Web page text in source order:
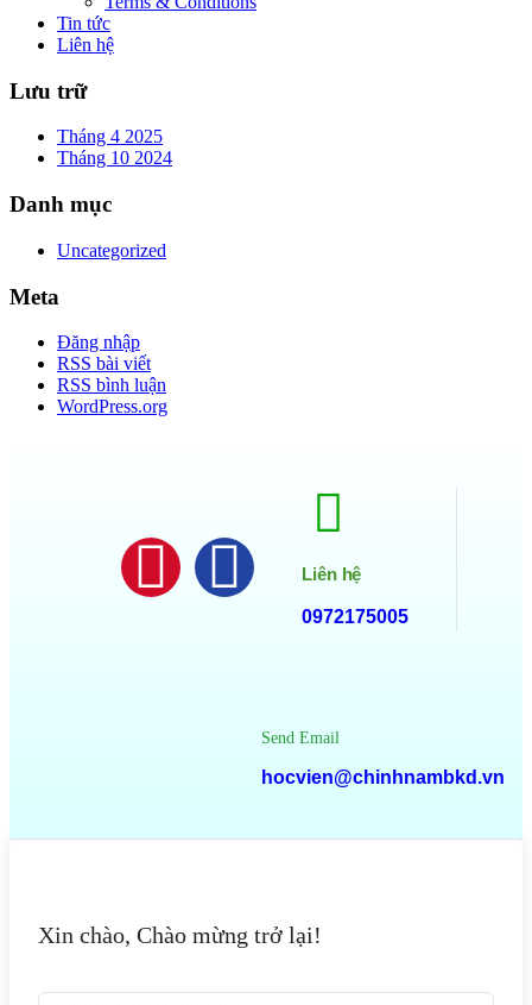
Tin tức
Liên hệ
Lưu trữ
Tháng 4 2025
Tháng 10 2024
Danh mục
Uncategorized
Meta
Đăng nhập
RSS bài viết
RSS bình luận
WordPress.org
Liên hệ
0972175005
Send Email
hocvien@chinhnambkd.vn
Xin chào, Chào mừng trở lại!